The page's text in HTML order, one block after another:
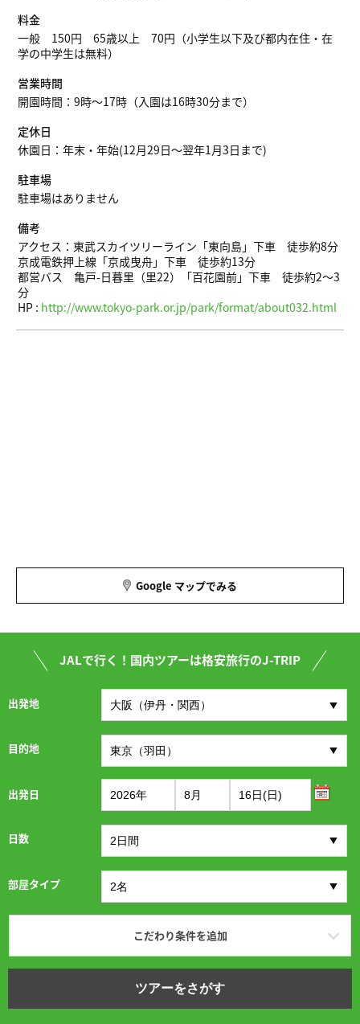
料金
一般 150円 65歳以上 70円（小学生以下及び都内在住・在
学の中学生は無料）
営業時間
開園時間：9時～17時（入園は16時30分まで）
定休日
休園日：年末・年始(12月29日～翌年1月3日まで)
駐車場
駐車場はありません
備考
アクセス：東武スカイツリーライン「東向島」下車 徒歩約8分
京成電鉄押上線「京成曳舟」下車 徒歩約13分
都営バス 亀戸-日暮里（里22）「百花園前」下車 徒歩約2～3
分
HP : http://www.tokyo-park.or.jp/park/format/about032.html
Google マップでみる
JALで行く！国内ツアーは格安旅行のJ-TRIP
出発地
目的地
出発日
日数
部屋タイプ
こだわり条件を追加
ツアーをさがす